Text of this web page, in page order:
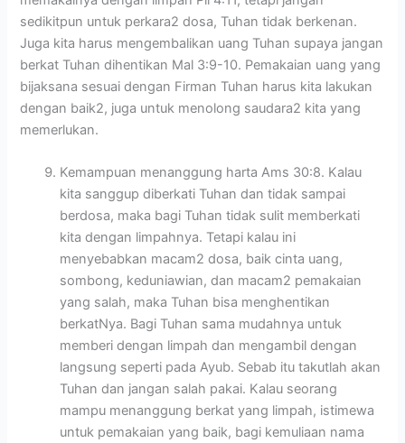
sedikitpun untuk perkara2 dosa, Tuhan tidak berkenan.
Juga kita harus mengembalikan uang Tuhan supaya jangan
berkat Tuhan dihentikan Mal 3:9-10. Pemakaian uang yang
bijaksana sesuai dengan Firman Tuhan harus kita lakukan
dengan baik2, juga untuk menolong saudara2 kita yang
memerlukan.
Kemampuan menanggung harta Ams 30:8. Kalau
kita sanggup diberkati Tuhan dan tidak sampai
berdosa, maka bagi Tuhan tidak sulit memberkati
kita dengan limpahnya. Tetapi kalau ini
menyebabkan macam2 dosa, baik cinta uang,
sombong, keduniawian, dan macam2 pemakaian
yang salah, maka Tuhan bisa menghentikan
berkatNya. Bagi Tuhan sama mudahnya untuk
memberi dengan limpah dan mengambil dengan
langsung seperti pada Ayub. Sebab itu takutlah akan
Tuhan dan jangan salah pakai. Kalau seorang
mampu menanggung berkat yang limpah, istimewa
untuk pemakaian yang baik, bagi kemuliaan nama